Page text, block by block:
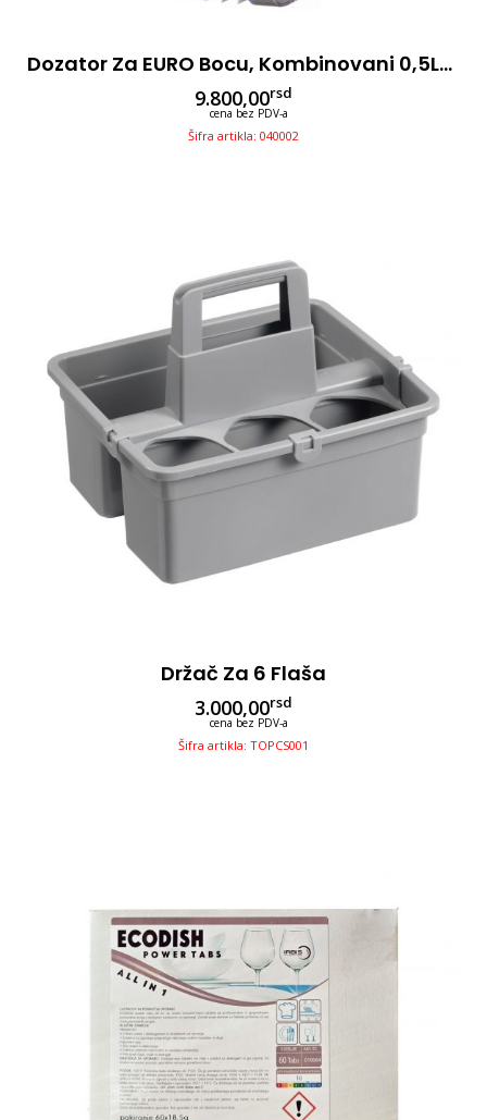
Dozator Za EURO Bocu, Kombinovani 0,5L/1L, Sa Mehanizmom Na Lakat
9.800,00rsd
cena bez PDV-a
Šifra artikla: 040002
Držač Za 6 Flaša
3.000,00rsd
cena bez PDV-a
Šifra artikla: TOPCS001